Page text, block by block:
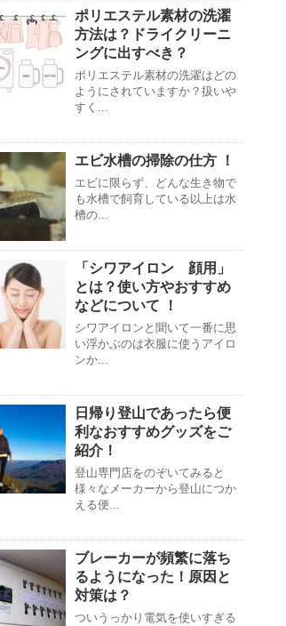
ポリエステル素材の洗濯
方法は？ドライクリーニ
ングに出すべき？
ポリエステル素材の洗濯はどの
ようにされていますか？扱いや
すく...
エビ水槽の掃除の仕方 ！
エビに限らず、どんな生き物で
も水槽で飼育している以上は水
槽の...
「シワアイロン 顔用」
とは？使い方やおすすめ
などについて ！
シワアイロンと聞いて一番に思
い浮かぶのは衣服に使うアイロ
ンか...
日帰り登山であったら便
利なおすすめグッズをご
紹介！
登山専門店をのぞいてみると
様々なメーカーから登山につか
える便...
ブレーカーが頻繁に落ち
るようになった！原因と
対策は？
ついうっかり電気を使いすぎる